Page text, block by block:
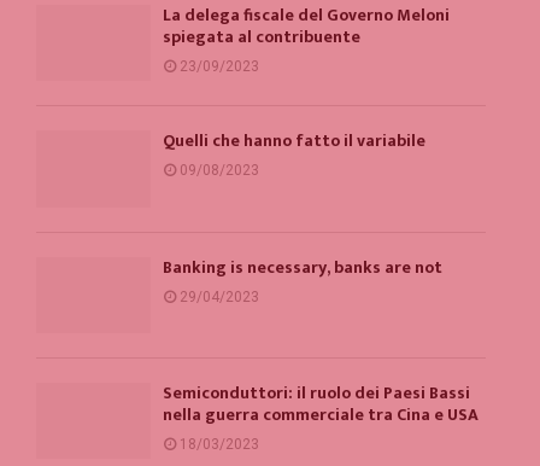
La delega fiscale del Governo Meloni
spiegata al contribuente
23/09/2023
Quelli che hanno fatto il variabile
09/08/2023
Banking is necessary, banks are not
29/04/2023
Semiconduttori: il ruolo dei Paesi Bassi
nella guerra commerciale tra Cina e USA
18/03/2023